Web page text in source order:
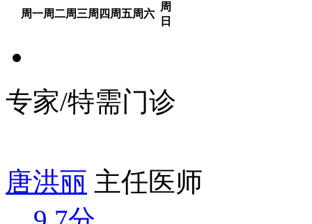
周一周二周三周四 周五周六
周
日
专家/特需门诊
唐洪丽 主任医师